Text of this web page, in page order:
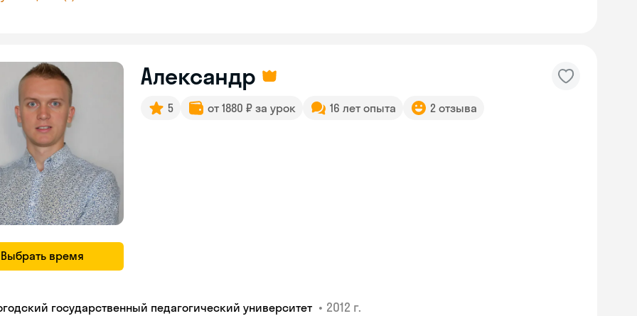
Выбрать время
Александр
5 от 1880 ₽ за урок 16 лет опыта 2 отзыва
государственный педагогический университет • 2012 г.